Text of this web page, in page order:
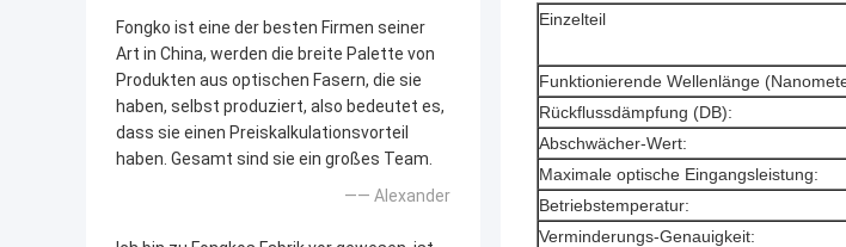
Fongko ist eine der besten Firmen seiner
Art in China, werden die breite Palette von
Produkten aus optischen Fasern, die sie
haben, selbst produziert, also bedeutet es,
dass sie einen Preiskalkulationsvorteil
haben. Gesamt sind sie ein großes Team.
—— Alexander
Einzelteil
Funktionierende Wellenlänge
Rückflussdämpfung (DB):
Abschwächer-Wert:
Maximale optische Eingangsleistung:
Betriebstemperatur:
Verminderungs-Genauigkeit: